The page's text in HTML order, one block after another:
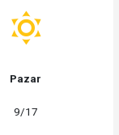
Pazar
9/17